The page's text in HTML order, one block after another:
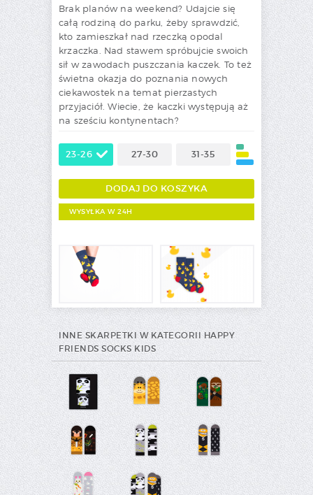
Brak planów na weekend? Udajcie się
całą rodziną do parku, żeby sprawdzić,
kto zamieszkał nad rzeczką opodal
krzaczka. Nad stawem spróbujcie swoich
sił w zawodach puszczania kaczek. To też
świetna okazja do poznania nowych
ciekawostek na temat pierzastych
przyjaciół. Wiecie, że kaczki występują aż
na sześciu kontynentach?
23-26 27-30 31-35
WYSYŁKA W 24H
INNE SKARPETKI W KATEGORII HAPPY
FRIENDS SOCKS KIDS